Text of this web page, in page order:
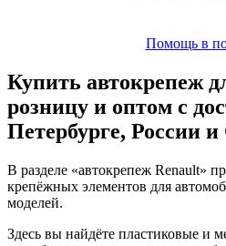
Помощь в
Купить автокрепеж
розницу и оптом с
Петербурге, России
В разделе «автокрепеж Renault»
крепёжных элементов для
моделей.
Здесь вы найдёте пластиковые и